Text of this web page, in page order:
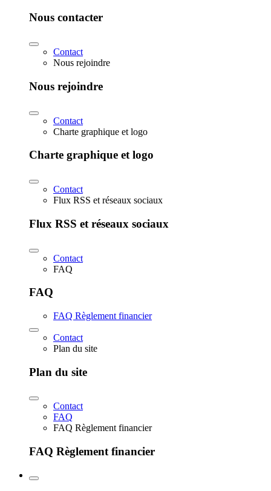
Nous contacter
Contact
Nous rejoindre
Nous rejoindre
Contact
Charte graphique et logo
Charte graphique et logo
Contact
Flux RSS et réseaux sociaux
Flux RSS et réseaux sociaux
Contact
FAQ
FAQ
FAQ Règlement financier
Contact
Plan du site
Plan du site
Contact
FAQ
FAQ Règlement financier
FAQ Règlement financier